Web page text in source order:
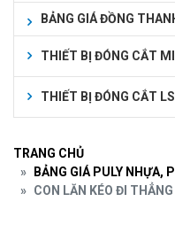
BẢNG GIÁ ĐỒNG
THIẾT BỊ ĐÓNG CẮT
THIẾT BỊ ĐÓNG CẮT LS
TRANG CHỦ
BẢNG GIÁ PULY NHỰA,
CON LĂN KÉO ĐI THẲNG